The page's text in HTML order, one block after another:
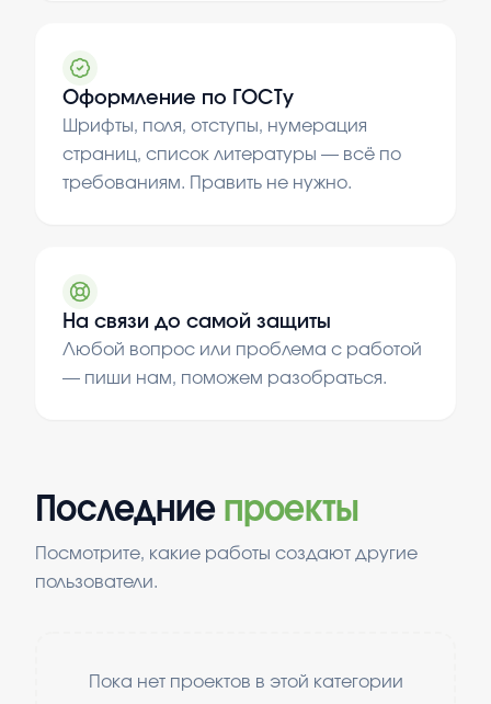
Оформление по ГОСТу
Шрифты, поля, отступы, нумерация
страниц, список литературы — всё по
требованиям. Править не нужно.
На связи до самой защиты
Любой вопрос или проблема с работой
— пиши нам, поможем разобраться.
Последние проекты
Посмотрите, какие работы создают другие
пользователи.
Пока нет проектов в этой категории